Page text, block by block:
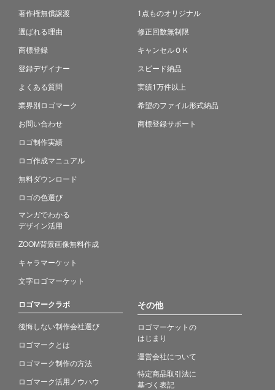
著作権無償譲渡
選ばれる理由
商標登録
登録デザイナー
よくある質問
業界別ロゴマーク
お問い合わせ
ロゴ制作実績
ロゴ作成マニュアル
無料ダウンロード
ロゴの色選び
マンガでわかる
デザイン活用
ZOOM背景画像無料作成
キャラマーケット
文字ロゴマーケット
1点ものオリジナル
修正回数無制限
キャンセルＯＫ
スピード納品
実績1万件以上
希望のファイル形式納品
商標登録サポート
ロゴマークラボ
後悔しない制作会社選び
ロゴマークとは
ロゴマーク制作の方法
ロゴマーク活用ノウハウ
その他
ロゴマーケットの
はじまり
運営会社について
特定商品取引法に
基づく表記